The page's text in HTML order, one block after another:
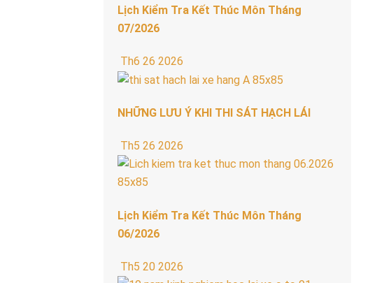
Lịch Kiểm Tra Kết Thúc Môn Tháng
07/2026
Th6 26 2026
NHỮNG LƯU Ý KHI THI SÁT HẠCH LÁI
Th5 26 2026
Lịch Kiểm Tra Kết Thúc Môn Tháng
06/2026
Th5 20 2026